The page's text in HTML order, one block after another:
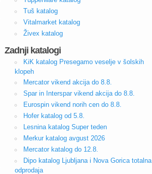
Tuš katalog
Vitalmarket katalog
Živex katalog
Zadnji katalogi
KiK katalog Presegamo veselje v šolskih
klopeh
Mercator vikend akcija do 8.8.
Spar in Interspar vikend akcija do 8.8.
Eurospin vikend norih cen do 8.8.
Hofer katalog od 5.8.
Lesnina katalog Super teden
Merkur katalog avgust 2026
Mercator katalog do 12.8.
Dipo katalog Ljubljana i Nova Gorica totalna
odprodaja